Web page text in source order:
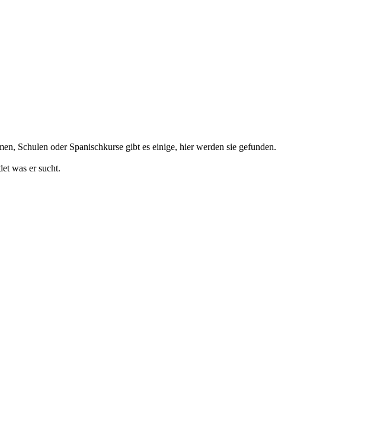
Schulen oder Spanischkurse gibt es einige, hier werden sie gefunden.
was er sucht.